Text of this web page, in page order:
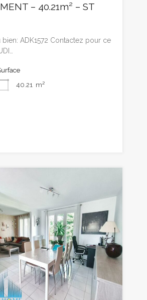
– 40.21m² – ST
bien: ADK1572 Contactez pour ce
40.21 m²